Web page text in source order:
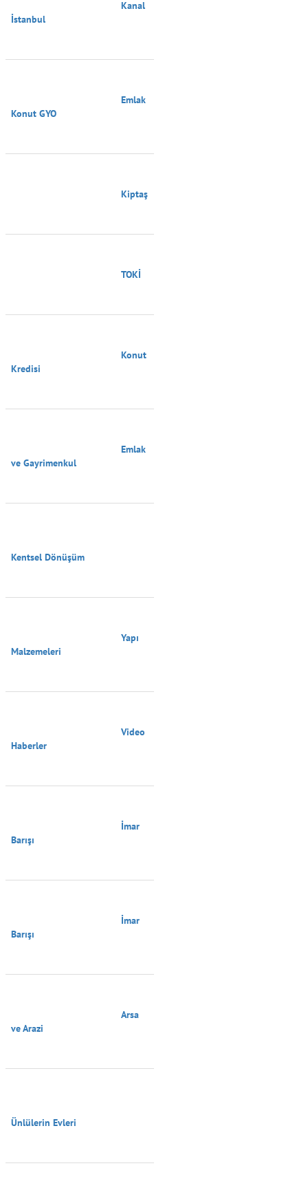
İstanbul
Konut GYO
Kredisi
ve Gayrimenkul
Kentsel Dönüşüm
Malzemeleri
Haberler
Barışı
Barışı
ve Arazi
Ünlülerin Evleri